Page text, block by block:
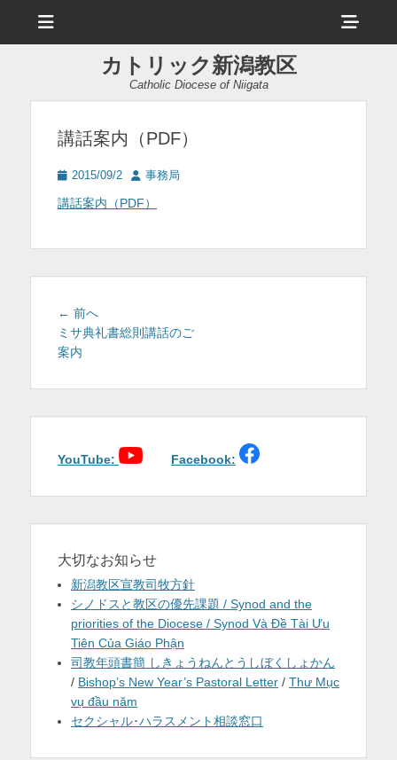
ュ
ヘ
ッ
ー
ー
コ
ツ
を
カトリック新潟教区
Catholic Diocese of Niigata
講話案内（PDF）
投
日
2015/09/2
投
者
事務局
講話案内（PDF）
投
稿
ナ
ー
ョ
← 前へ
の
ミサ典礼書総則講話のご
案内
YouTube: Facebook:
大切なお知らせ
新潟教区宣教司牧方針
シノドスと教区の優先課題 / Synod and the
priorities of the Diocese / Synod Và Đề Tài Ưu
Tiên Của Giáo Phận
司教年頭書簡 しきょうねんとうしぼくしょかん
/ Bishop’s New Year’s Pastoral Letter / Thư Mục
vụ đầu năm
セクシャル･ハラスメント相談窓口